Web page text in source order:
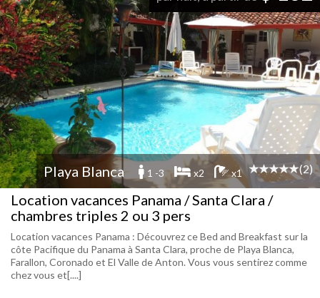
Playa Blanca 1 -3 x2 x1 (2)
Location vacances Panama / Santa Clara /
chambres triples 2 ou 3 pers
Location vacances Panama : Découvrez ce Bed and Breakfast sur la
côte Pacifique du Panama à Santa Clara, proche de Playa Blanca,
Farallon, Coronado et El Valle de Anton. Vous vous sentirez comme
chez vous et[....]